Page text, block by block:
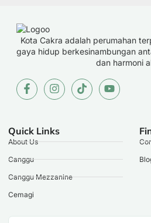
Kota Cakra adalah perumahan
gaya hidup berkesinambungan
dan harmoni
Quick Links
About Us
Canggu
Canggu Mezzanine
Cemagi